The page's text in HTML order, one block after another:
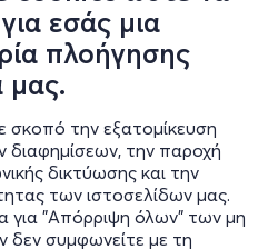
εσάς μια
πλοήγησης
μας.
σκοπό την εξατομίκευση
διαφημίσεων, την παροχή
δικτύωσης και την
των ιστοσελίδων μας.
για "Απόρριψη όλων" των μη
δεν συμφωνείτε με τη